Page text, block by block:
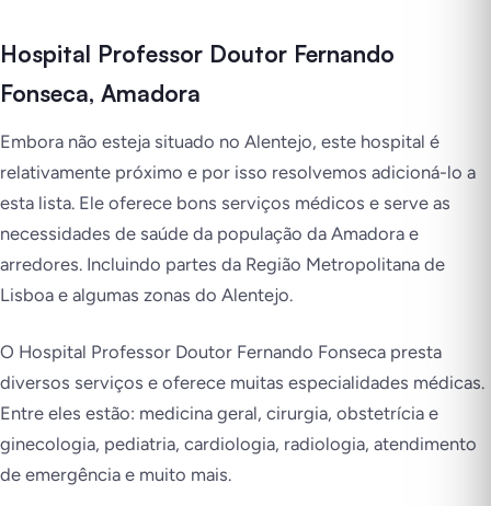
Hospital Professor Doutor Fernando
Fonseca, Amadora
Embora não esteja situado no Alentejo, este hospital é
relativamente próximo e por isso resolvemos adicioná-lo a
esta lista. Ele oferece bons serviços médicos e serve as
necessidades de saúde da população da Amadora e
arredores. Incluindo partes da Região Metropolitana de
Lisboa e algumas zonas do Alentejo.
O Hospital Professor Doutor Fernando Fonseca presta
diversos serviços e oferece muitas especialidades médicas.
Entre eles estão: medicina geral, cirurgia, obstetrícia e
ginecologia, pediatria, cardiologia, radiologia, atendimento
de emergência e muito mais.